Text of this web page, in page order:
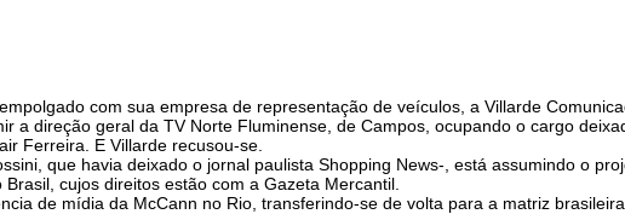
com sua empresa de representação de veículos, a Villarde
a direção geral da TV Norte Fluminense, de Campos, ocupando o cargo
Ferreira. E Villarde recusou-se.
que havia deixado o jornal paulista Shopping News-, está assumindo o
cujos direitos estão com a Gazeta Mercantil.
de mídia da McCann no Rio, transferindo-se de volta para a matriz brasileira